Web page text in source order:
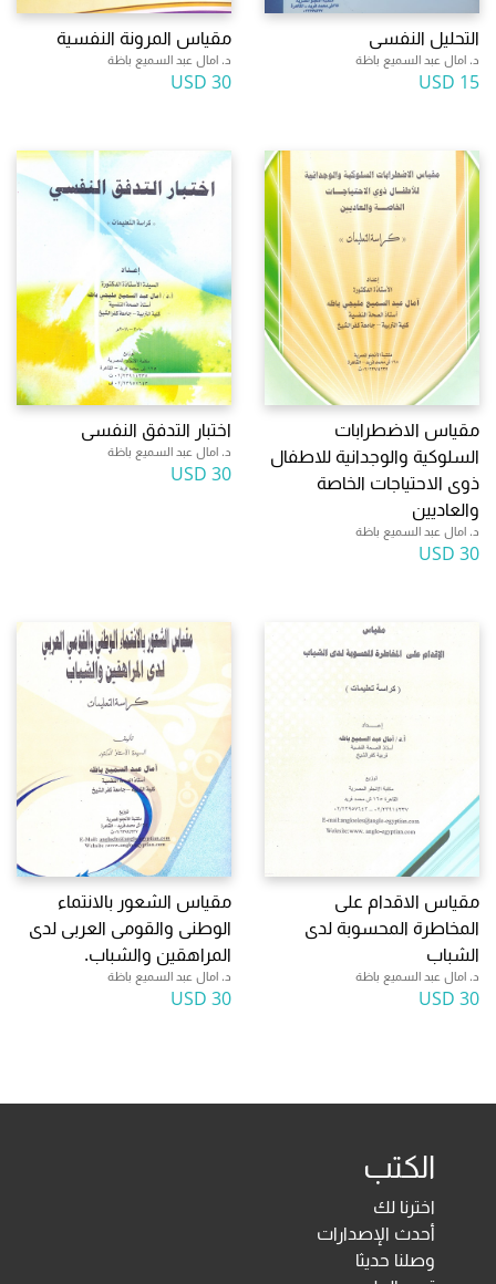
التحليل النفسى
د. امال عبد السميع باظة
15 USD
مقياس المرونة النفسية
د. امال عبد السميع باظة
30 USD
مقياس الاضطرابات
السلوكية والوجدانية للاطفال
ذوى الاحتياجات الخاصة
والعاديين
د. امال عبد السميع باظة
30 USD
اختبار التدفق النفسى
د. امال عبد السميع باظة
30 USD
مقياس الاقدام على
المخاطرة المحسوبة لدى
الشباب
د. امال عبد السميع باظة
30 USD
مقياس الشعور بالانتماء
الوطنى والقومى العربى لدى
المراهقين والشباب.
د. امال عبد السميع باظة
30 USD
الكتب
اخترنا لك
أحدث الإصدارات
وصلنا حديثا